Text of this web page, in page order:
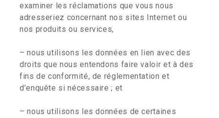
examiner les réclamations que vous nous
adresseriez concernant nos sites Internet ou
nos produits ou services,
– nous utilisons les données en lien avec des
droits que nous entendons faire valoir et à des
fins de conformité, de réglementation et
d’enquête si nécessaire ; et
– nous utilisons les données de certaines